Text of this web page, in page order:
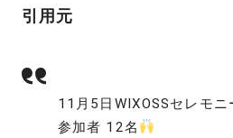
引用元
11月5日WIXOSSセレモニ
参加者 12名